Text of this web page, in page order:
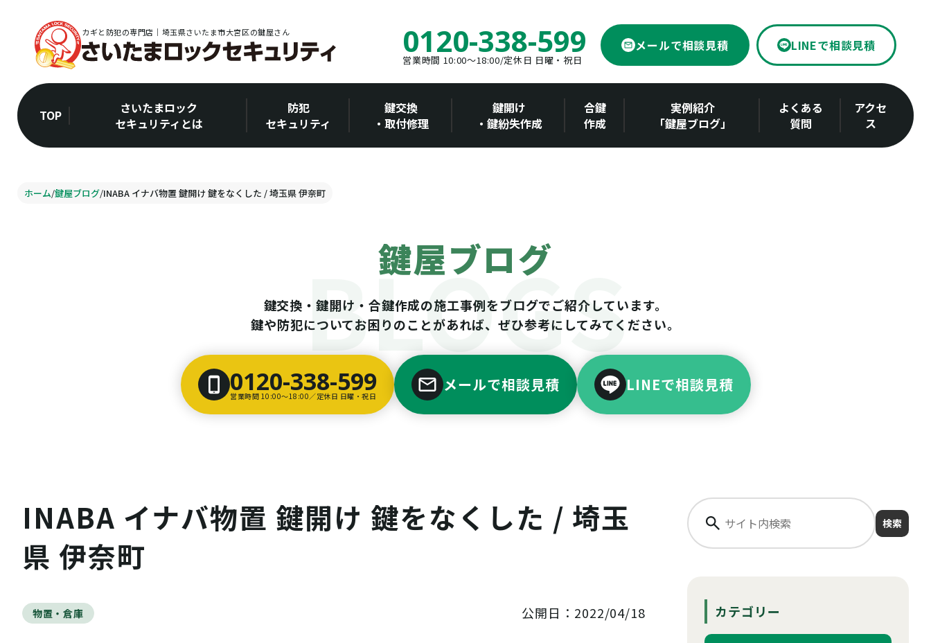
カギと防犯の専門店｜埼玉県さいたま市大宮区の鍵屋さん 0120-338-599
営業時間 10:00～18:00/定休日 日曜・祝日
メールで相談見積 LINEで相談見積
TOP
さいたまロック
セキュリティとは
防犯
セキュリティ
鍵交換
・取付修理
鍵開け
・鍵紛失作成
合鍵
作成
実例紹介
「鍵屋ブログ」
よくある
質問
アクセ
ス
ホーム/鍵屋ブログ/INABA イナバ物置 鍵開け 鍵をなくした / 埼玉県 伊奈町
鍵屋ブログ
鍵交換・鍵開け・合鍵作成の施工事例をブログでご紹介しています。
鍵や防犯についてお困りのことがあれば、ぜひ参考にしてみてください。
0120-338-599
営業時間 10:00〜18:00／定休日 日曜・祝日
メールで相談見積 LINEで相談見積
INABA イナバ物置 鍵開け 鍵をなくした / 埼玉
県 伊奈町
物置・倉庫 公開日：2022/04/18
検索
カテゴリー